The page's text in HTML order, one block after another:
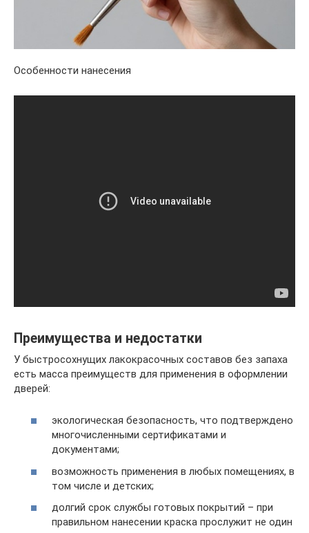
Особенности нанесения
Преимущества и недостатки
У быстросохнущих лакокрасочных составов без запаха
есть масса преимуществ для применения в оформлении
дверей:
экологическая безопасность, что подтверждено
многочисленными сертификатами и
документами;
возможность применения в любых помещениях, в
том числе и детских;
долгий срок службы готовых покрытий – при
правильном нанесении краска прослужит не один